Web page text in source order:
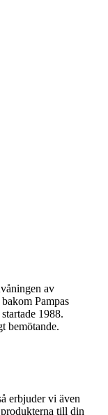
av
Pampas
1988.
bemötande.
erbjuder vi även
till din